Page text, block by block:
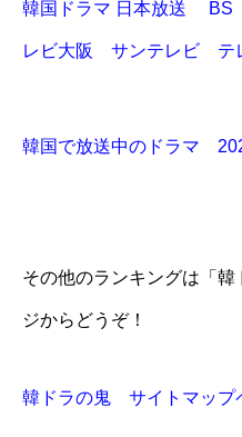
韓国ドラマ 日本放送
レビ大阪 サンテレビ テ
韓国で放送中のドラマ
その他のランキングは「
ジからどうぞ！
韓ドラの鬼 サイトマップ